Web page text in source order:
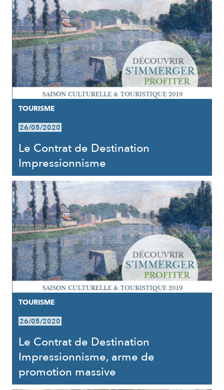
TOURISME
26/05/2020
Le Contrat de Destination
Impressionnisme
TOURISME
26/05/2020
Le Contrat de Destination
Impressionnisme, arme de
promotion massive